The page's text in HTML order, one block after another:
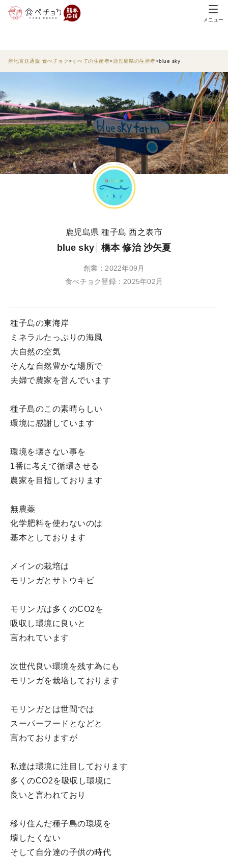
メニュー
産地直送通販 食べチョク すべての生産者 鹿児島県の生産者 blue sky
鹿児島県 種子島 西之表市
blue sky 橋本 修治 沙矢夏
創業：2022年09月
食べチョク登録：2025年02月
種子島の東海岸
ミネラルたっぷりの海風
大自然の空気
そんな自然豊かな場所で
夫婦で農家を営んでいます
種子島のこの素晴らしい
環境に感謝しています
環境を壊さない事を
1番に考えて循環させる
農家を目指しております
無農薬
化学肥料を使わないのは
基本としております
メインの栽培は
モリンガとサトウキビ
モリンガは多くのCO2を
吸収し環境に良いと
言われています
次世代良い環境を残す為にも
モリンガを栽培しております
モリンガとは世間では
スーパーフードとなどと
言わておりますが
私達は環境に注目しております
多くのCO2を吸収し環境に
良いと言われており
移り住んだ種子島の環境を
壊したくない
そして自分達の子供の時代